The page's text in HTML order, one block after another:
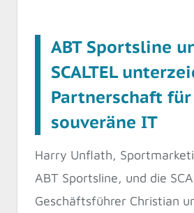
ABT Sportsline
SCALTEL
Partnerschaft für
souveräne IT
Harry Unflath,
ABT Sportsline, und die
Geschäftsführer Christian